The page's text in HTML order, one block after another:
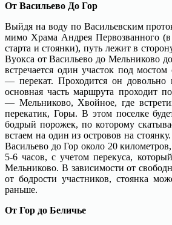
От Васильево До Гор
Выйдя на воду по Васильевским
мимо Храма Андрея Первозванного (в
старта и стоянки), путь лежит в
Вуокса от Васильево до Мельниково
встречается один участок под
— перекат. Проходится он довольно
основная часть маршрута проходит
— Мельниково, Хвойное, где
перекатик, Горы. В этом поселке
бодрый порожек, по которому
встаем на один из островов на
Васильево до Гор около 20
5-6 часов, с учетом перекуса,
Мельниково. В зависимости от
от бодрости участников, стоянка
раньше.
От Гор до Беличье